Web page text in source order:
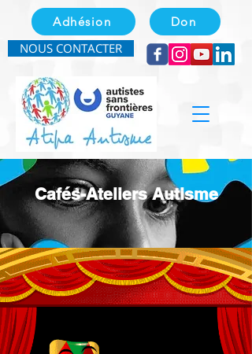
Adhésion Don
NOUS CONTACTER
Cafés-Ateliers Autisme